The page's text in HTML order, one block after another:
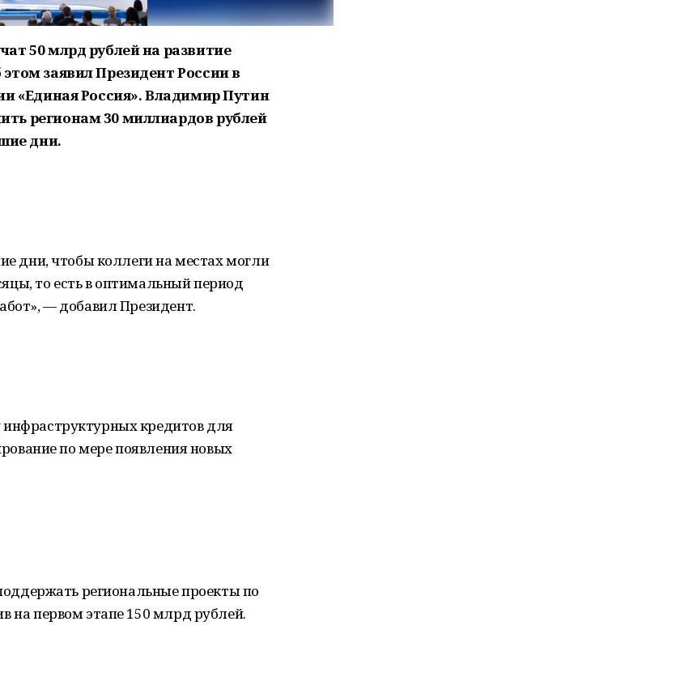
50 млрд рублей на развитие
заявил Президент России в
«Единая Россия». Владимир Путин
регионам 30 миллиардов рублей
дни.
дни, чтобы коллеги на местах могли
то есть в оптимальный период
— добавил Президент.
кредитов для
по мере появления новых
региональные проекты по
на первом этапе 150 млрд рублей.